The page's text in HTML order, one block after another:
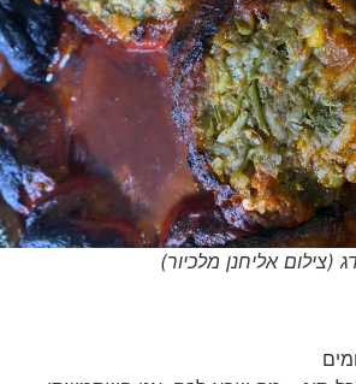
אליחנן מלכיור)